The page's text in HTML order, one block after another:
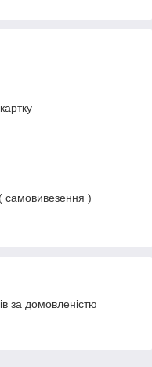
( самовивезення )
за домовленістю